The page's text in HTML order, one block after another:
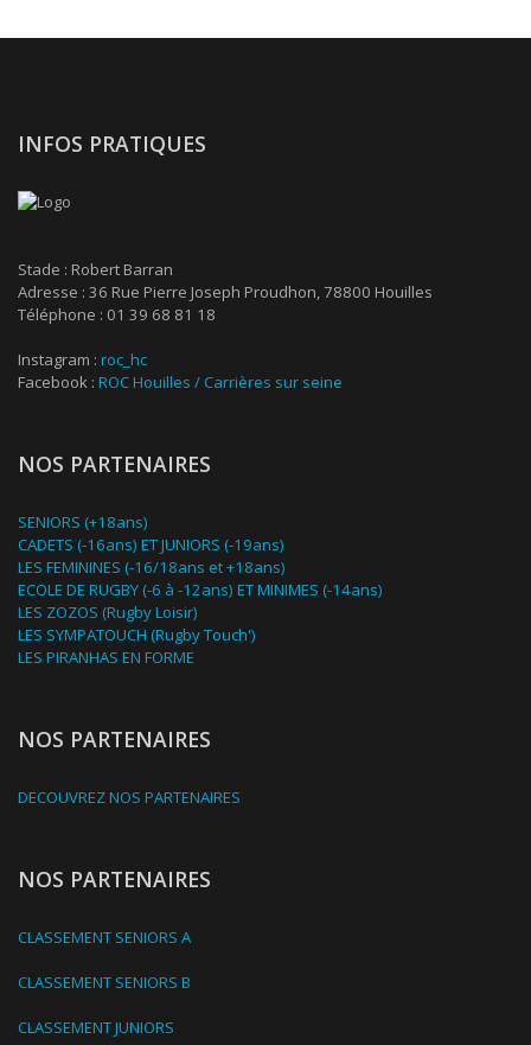
INFOS PRATIQUES
Stade : Robert Barran
Adresse : 36 Rue Pierre Joseph Proudhon, 78800 Houilles
Téléphone : 01 39 68 81 18
Instagram : roc_hc
Facebook : ROC Houilles / Carrières sur seine
NOS PARTENAIRES
SENIORS (+18ans)
CADETS (-16ans) ET JUNIORS (-19ans)
LES FEMININES (-16/18ans et +18ans)
ECOLE DE RUGBY (-6 à -12ans) ET MINIMES (-14ans)
LES ZOZOS (Rugby Loisir)
LES SYMPATOUCH (Rugby Touch')
LES PIRANHAS EN FORME
NOS PARTENAIRES
DECOUVREZ NOS PARTENAIRES
NOS PARTENAIRES
CLASSEMENT SENIORS A
CLASSEMENT SENIORS B
CLASSEMENT JUNIORS